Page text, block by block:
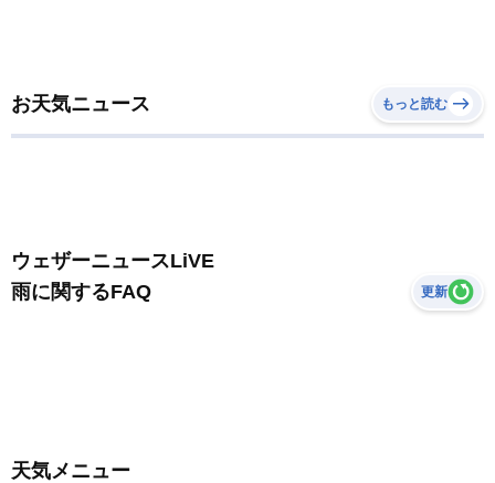
お天気ニュース もっと読む
ウェザーニュースLiVE
雨に関するFAQ
更新
天気メニュー